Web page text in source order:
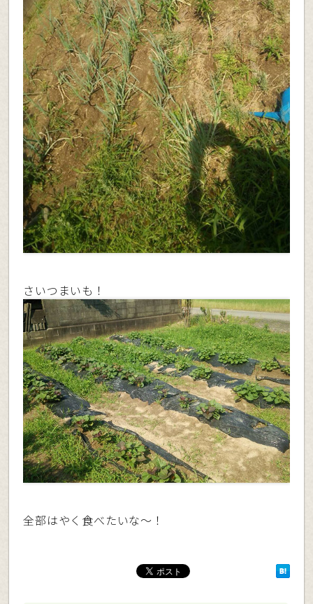
さいつまいも！
全部はやく食べたいな〜！